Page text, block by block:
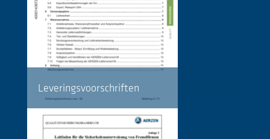
Leveringsvoorschriften